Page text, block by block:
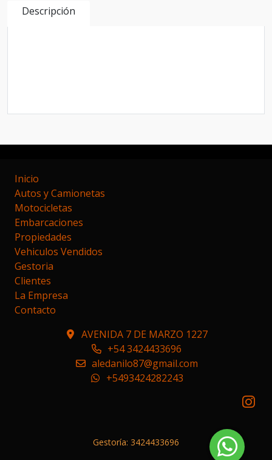
Descripción
Inicio
Autos y Camionetas
Motocicletas
Embarcaciones
Propiedades
Vehiculos Vendidos
Gestoria
Clientes
La Empresa
Contacto
AVENIDA 7 DE MARZO 1227
+54 3424433696
aledanilo87@gmail.com
+5493424282243
Gestoría: 3424433696